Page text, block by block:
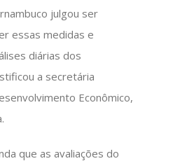
julgou ser
essas medidas e
diárias dos
a secretária
Econômico,
que as avaliações do